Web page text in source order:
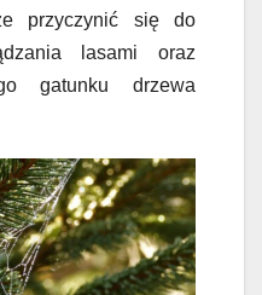
przyczynić się do
lasami oraz
gatunku drzewa